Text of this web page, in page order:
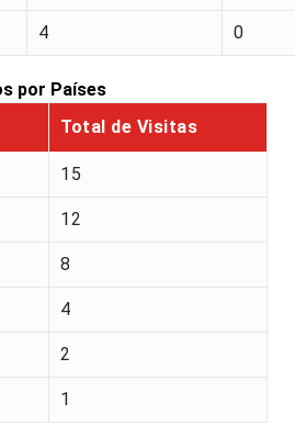
4 0
por Países
Total de Visitas
15
12
8
4
2
1